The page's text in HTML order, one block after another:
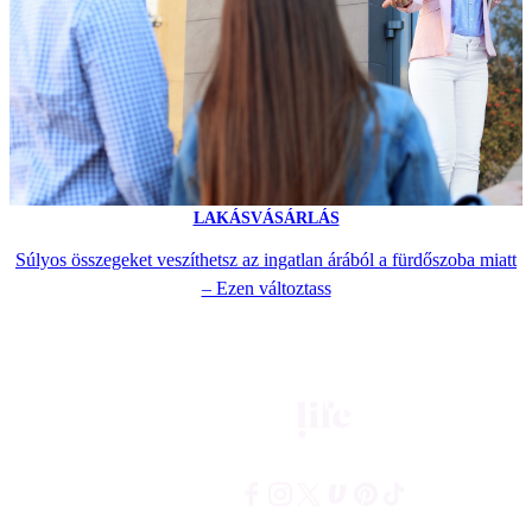
LAKÁSVÁSÁRLÁS
Súlyos összegeket veszíthetsz az ingatlan árából a fürdőszoba miatt
– Ezen változtass